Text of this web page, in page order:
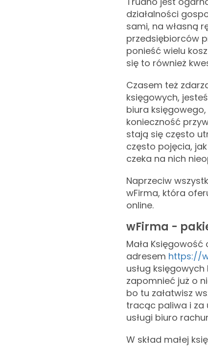
działalności
sami, na własną
przedsiębiorców
ponieść wielu
się to również
Czasem też
księgowych,
biura
konieczność
stają się często
często pojęcia,
czeka na nich
Naprzeciw
wFirma, która
online.
wFirma -
Mała
adresem https://
usług
zapomnieć już o
bo tu załatwisz
tracąc paliwa i za
usługi biuro
W skład małej